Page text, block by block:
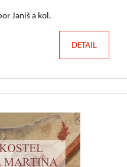
Janiš a kol.
DETAIL